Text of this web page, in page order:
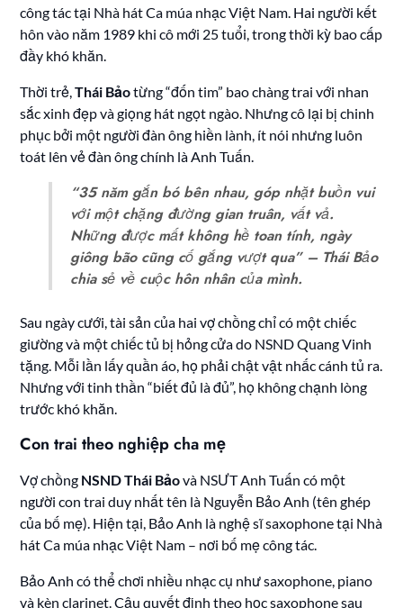
công tác tại Nhà hát Ca múa nhạc Việt Nam. Hai người kết
hôn vào năm 1989 khi cô mới 25 tuổi, trong thời kỳ bao cấp
đầy khó khăn.
Thời trẻ,Thái Bảotừng “đốn tim” bao chàng trai với nhan
sắc xinh đẹp và giọng hát ngọt ngào. Nhưng cô lại bị chinh
phục bởi một người đàn ông hiền lành, ít nói nhưng luôn
toát lên vẻ đàn ông chính là Anh Tuấn.
“35 năm gắn bó bên nhau, góp nhặt buồn vui
với một chặng đường gian truân, vất vả.
Những được mất không hề toan tính, ngày
giông bão cũng cố gắng vượt qua” – Thái Bảo
chia sẻ về cuộc hôn nhân của mình.
Sau ngày cưới, tài sản của hai vợ chồng chỉ có một chiếc
giường và một chiếc tủ bị hỏng cửa do NSND Quang Vinh
tặng. Mỗi lần lấy quần áo, họ phải chật vật nhấc cánh tủ ra.
Nhưng với tinh thần “biết đủ là đủ”, họ không chạnh lòng
trước khó khăn.
Con trai theo nghiệp cha mẹ
Vợ chồng NSND Thái Bảovà NSƯT Anh Tuấn có một
người con trai duy nhất tên là Nguyễn Bảo Anh (tên ghép
của bố mẹ). Hiện tại, Bảo Anh là nghệ sĩ saxophone tại Nhà
hát Ca múa nhạc Việt Nam – nơi bố mẹ công tác.
Bảo Anh có thể chơi nhiều nhạc cụ như saxophone, piano
và kèn clarinet. Cậu quyết định theo học saxophone sau